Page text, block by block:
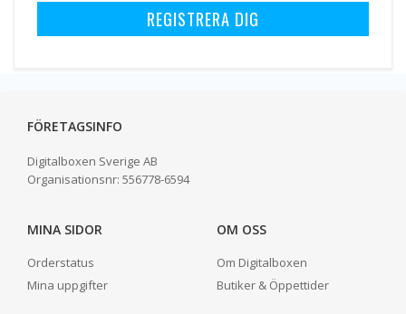
REGISTRERA DIG
FÖRETAGSINFO
Digitalboxen Sverige AB
Organisationsnr: 556778-6594
MINA SIDOR
Orderstatus
Mina uppgifter
OM OSS
Om Digitalboxen
Butiker & Öppettider